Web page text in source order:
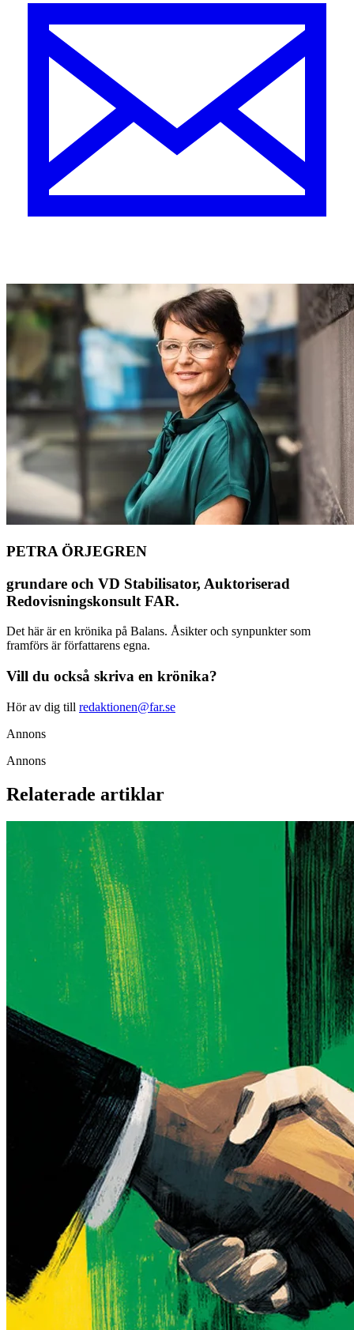
PETRA ÖRJEGREN
grundare och VD Stabilisator, Auktoriserad
Redovisningskonsult FAR.
Det här är en krönika på Balans. Åsikter och synpunkter som
framförs är författarens egna.
Vill du också skriva en krönika?
Hör av dig till redaktionen@far.se
Annons
Annons
Relaterade artiklar